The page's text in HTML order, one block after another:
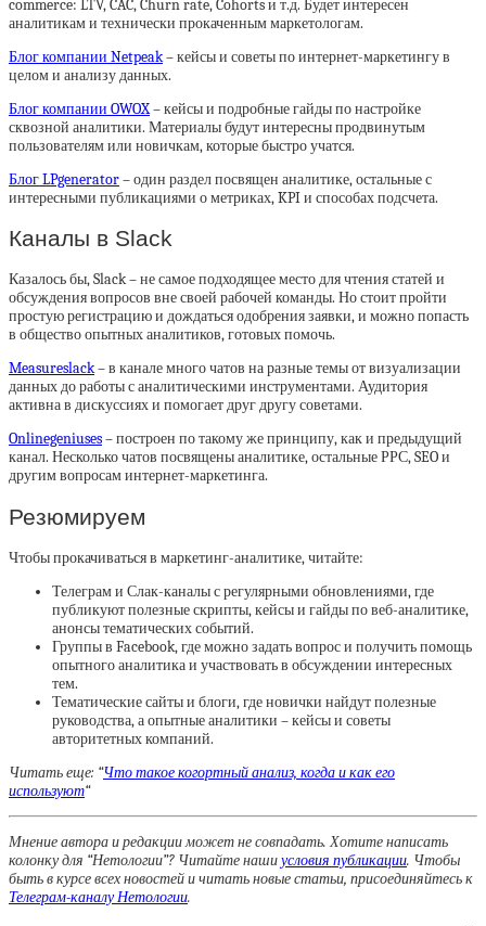
commerce: LTV, CAC, Churn rate, Cohorts и т.д. Будет интересен
аналитикам и технически прокаченным маркетологам.
Блог компании Netpeak– кейсы и советы по интернет-маркетингу в
целом и анализу данных.
Блог компании OWOX– кейсы и подробные гайды по настройке
сквозной аналитики. Материалы будут интересны продвинутым
пользователям или новичкам, которые быстро учатся.
Блог LPgenerator– один раздел посвящен аналитике, остальные с
интересными публикациями о метриках, KPI и способах подсчета.
Каналы в Slack
Казалось бы, Slack – не самое подходящее место для чтения статей и
обсуждения вопросов вне своей рабочей команды. Но стоит пройти
простую регистрацию и дождаться одобрения заявки, и можно попасть
в общество опытных аналитиков, готовых помочь.
Measureslack– в канале много чатов на разные темы от визуализации
данных до работы с аналитическими инструментами. Аудитория
активна в дискуссиях и помогает друг другу советами.
Onlinegeniuses– построен по такому же принципу, как и предыдущий
канал. Несколько чатов посвящены аналитике, остальные РРС, SEO и
другим вопросам интернет-маркетинга.
Резюмируем
Чтобы прокачиваться в маркетинг-аналитике, читайте:
Телеграм и Слак-каналы с регулярными обновлениями, где
публикуют полезные скрипты, кейсы и гайды по веб-аналитике,
анонсы тематических событий.
Группы в Facebook, где можно задать вопрос и получить помощь
опытного аналитика и участвовать в обсуждении интересных
тем.
Тематические сайты и блоги, где новички найдут полезные
руководства, а опытные аналитики – кейсы и советы
авторитетных компаний.
Читать еще: “Что такое когортный анализ, когда и как его
используют“
Мнение автора и редакции может не совпадать. Хотите написать
колонку для “Нетологии”? Читайте нашиусловия публикации. Чтобы
быть в курсе всех новостей и читать новые статьи, присоединяйтесь к
Телеграм-каналу Нетологии.